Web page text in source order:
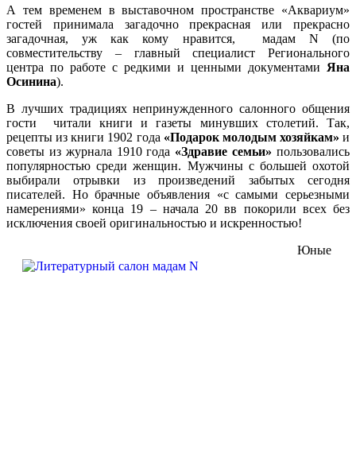
А тем временем в выставочном пространстве «Аквариум»
гостей принимала загадочно прекрасная или прекрасно
загадочная, уж как кому нравится, мадам N (по
совместительству – главный специалист Регионального
центра по работе с редкими и ценными документами Яна
Осинина).
В лучших традициях непринужденного салонного общения
гости читали книги и газеты минувших столетий. Так,
рецепты из книги 1902 года «Подарок молодым хозяйкам» и
советы из журнала 1910 года «Здравие семьи» пользовались
популярностью среди женщин. Мужчины с большей охотой
выбирали отрывки из произведений забытых сегодня
писателей. Но брачные объявления «с самыми серьезными
намерениями» конца 19 – начала 20 вв покорили всех без
исключения своей оригинальностью и искренностью!
Юные